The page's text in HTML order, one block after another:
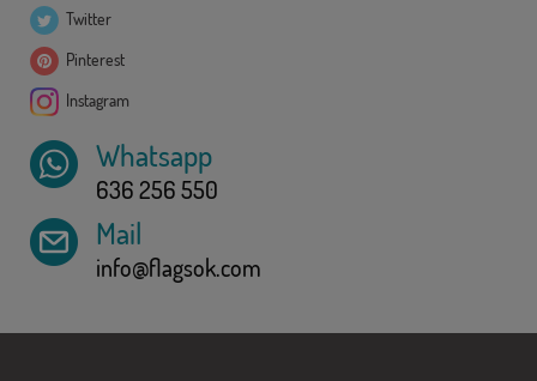
Twitter
Pinterest
Instagram
Whatsapp
636 256 550
Mail
info@flagsok.com